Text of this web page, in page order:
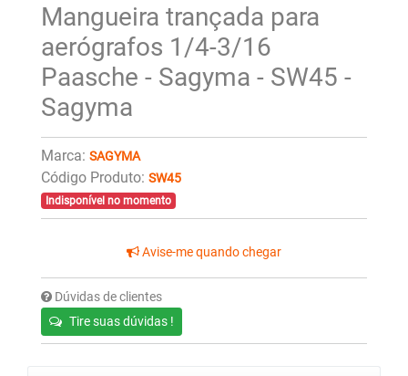
Mangueira trançada para
aerógrafos 1/4-3/16
Paasche - Sagyma - SW45 -
Sagyma
Marca: SAGYMA
Código Produto: SW45
Indisponível no momento
Avise-me quando chegar
Dúvidas de clientes
Tire suas dúvidas !